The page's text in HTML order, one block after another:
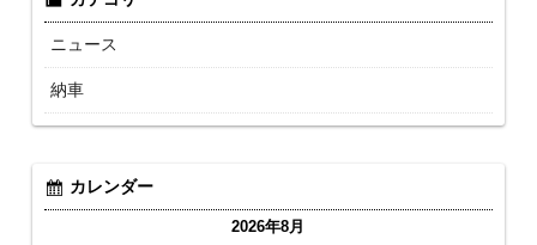
ニュース
納車
カレンダー
2026年8月